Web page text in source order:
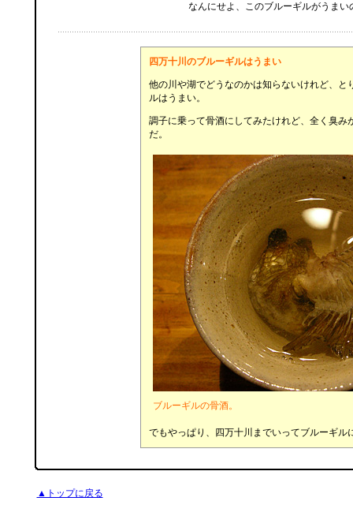
なんにせよ、このブルーギルがうまい
四万十川のブルーギルはうまい
他の川や湖でどうなのかは知らないけれど、と
ルはうまい。
調子に乗って骨酒にしてみたけれど、全く臭み
だ。
ブルーギルの骨酒。
でもやっぱり、四万十川までいってブルーギル
▲トップに戻る